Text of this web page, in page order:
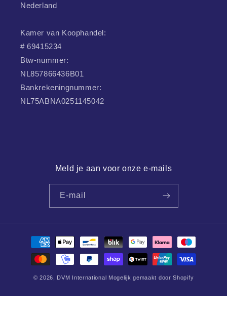
Nederland
Kamer van Koophandel:
# 69415234
Btw-nummer:
NL857866436B01
Bankrekeningnummer:
NL75ABNA0251145042
Meld je aan voor onze e-mails
E-mail
Betaalmethoden
© 2026, DVM International Mogelijk gemaakt door Shopify